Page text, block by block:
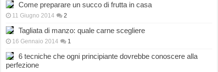
Come preparare un succo di frutta in casa
11 Giugno 2014 2
Tagliata di manzo: quale carne scegliere
16 Gennaio 2014 1
6 tecniche che ogni principiante dovrebbe conoscere alla
perfezione